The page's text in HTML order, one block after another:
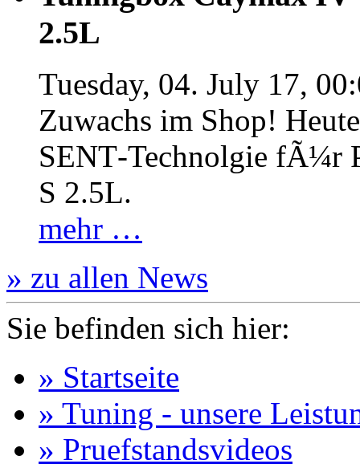
2.5L
Tuesday, 04. July 17,
Zuwachs im Shop!
SENT‐Technolgie fÃ¼r
S 2.5L.
mehr …
» zu allen News
Sie befinden sich hier:
» Startseite
» Tuning - unsere
» Pruefstandsvideos